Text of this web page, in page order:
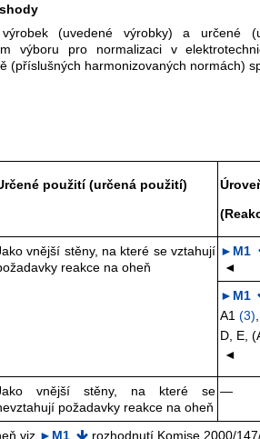
(uvedené výrobky) a určené
výboru pro normalizaci v
(příslušných harmonizovaných normách)
použití (určená použití)
vnější stěny, na které se vztahují
reakce na oheň
►M1
◄
►M1
A1 (3)
D, E,
◄
vnější stěny, na které se
požadavky reakce na oheň
—
viz ►M1 rozhodnutí Komise 2000/